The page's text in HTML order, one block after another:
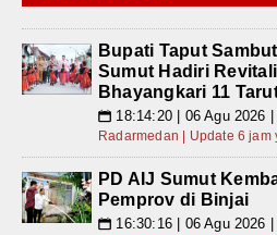
Bupati Taput
Sumut Hadiri
Bhayangkari 11
📅 18:14:20 | 06 Agu 2026
Radarmedan | Update 6 jam
PD AIJ Sumut
Pemprov di Binjai
📅 16:30:16 | 06 Agu 2026